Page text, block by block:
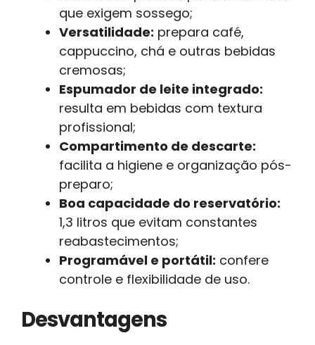
que exigem sossego;
Versatilidade: prepara café,
cappuccino, chá e outras bebidas
cremosas;
Espumador de leite integrado:
resulta em bebidas com textura
profissional;
Compartimento de descarte:
facilita a higiene e organização pós-
preparo;
Boa capacidade do reservatório:
1,3 litros que evitam constantes
reabastecimentos;
Programável e portátil: confere
controle e flexibilidade de uso.
Desvantagens